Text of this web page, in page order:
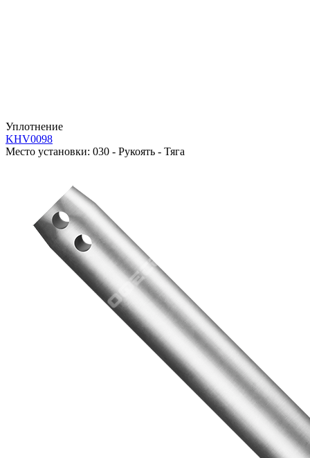
Уплотнение
KHV0098
Место установки: 030 - Рукоять - Тяга